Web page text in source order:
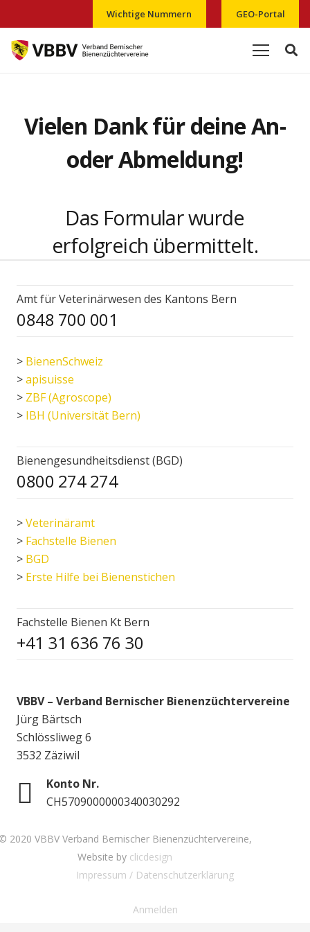
Wichtige Nummern GEO-Portal
Vielen Dank für deine An-
oder Abmeldung!
Das Formular wurde
erfolgreich übermittelt.
Amt für Veterinärwesen des Kantons Bern
0848 700 001
> BienenSchweiz
>apisuisse
> ZBF (Agroscope)
> IBH (Universität Bern)
Bienengesundheitsdienst (BGD)
0800 274 274
>Veterinäramt
> Fachstelle Bienen
> BGD
> Erste Hilfe bei Bienenstichen
Fachstelle Bienen Kt Bern
+41 31 636 76 30
VBBV – Verband Bernischer Bienenzüchtervereine
Jürg Bärtsch
Schlössliweg 6
3532 Zäziwil
Konto Nr.
CH5709000000340030292
2020 VBBV Verband Bernischer Bienenzüchtervereine,
Website by clicdesign
Impressum / Datenschutzerklärung
Anmelden